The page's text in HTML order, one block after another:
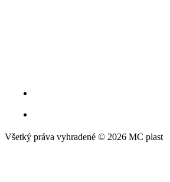
Všetký práva vyhradené © 2026 MC plast